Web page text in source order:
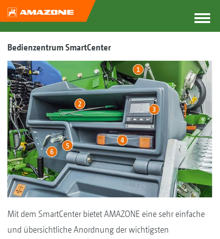
Bedienzentrum SmartCenter
Mit dem SmartCenter bietet AMAZONE eine sehr einfache
und übersichtliche Anordnung der wichtigsten